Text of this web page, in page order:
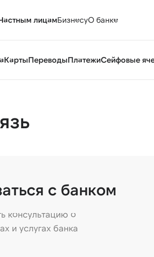
лицамБизнесуО банке
КартыПереводыПлатежиСейфовые
с банком
консультацию о
и услугах банка